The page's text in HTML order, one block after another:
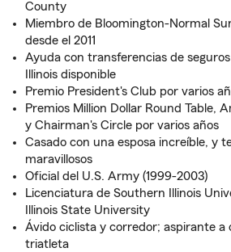
County
Miembro de Bloomington-Normal
desde el 2011
Ayuda con transferencias de
Illinois disponible
Premio President's Club por varios
Premios Million Dollar Round Table,
y Chairman's Circle por varios años
Casado con una esposa increíble, y
maravillosos
Oficial del U.S. Army (1999-2003)
Licenciatura de Southern Illinois
Illinois State University
Ávido ciclista y corredor; aspirante a
triatleta